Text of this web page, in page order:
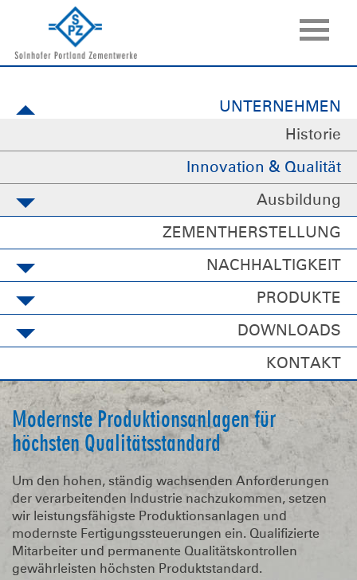
UNTERNEHMEN
Historie
Innovation & Qualität
Ausbildung
ZEMENTHERSTELLUNG
NACHHALTIGKEIT
PRODUKTE
DOWNLOADS
KONTAKT
Modernste Produktionsanlagen für
höchsten Qualitätsstandard
Um den hohen, ständig wachsenden Anforderungen
der verarbeitenden Industrie nachzukommen, setzen
wir leistungsfähigste Produktionsanlagen und
modernste Fertigungssteuerungen ein. Qualifizierte
Mitarbeiter und permanente Qualitätskontrollen
gewährleisten höchsten Produktstandard.